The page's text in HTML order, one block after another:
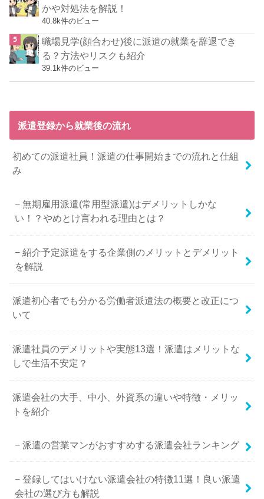
かや対処法を解説！
40.8k件のビュー
職場見学(顔合わせ)後に派遣の就業を辞退でき
る？方法やリスクも紹介
39.1k件のビュー
派遣登録から就業後の流れ
初めての派遣社員！派遣の仕事開始までの流れと仕組
み
無期雇用派遣(常用型派遣)はデメリットしかな
い！？やめとけ言われる理由とは？
紹介予定派遣をする企業側のメリットとデメリット
を解説
派遣初心者でも分かる労働者派遣法の概要と改正につ
いて
派遣社員のデメリットや実態13選！派遣はメリットな
しで生活不安定？
派遣会社の大手、中小、外資系の違いや特徴・メリッ
トを紹介
派遣の営業マンがおすすめする派遣会社ランキング
登録してはいけない派遣会社の特徴11選！良い派遣
会社の選び方も解説